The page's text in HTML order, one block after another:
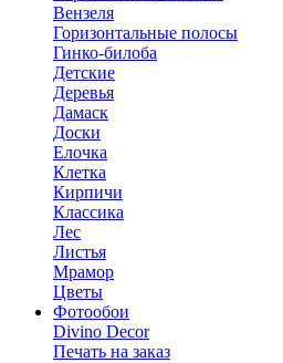
Вензеля
Горизонтальные полосы
Гинко-билоба
Детские
Деревья
Дамаск
Доски
Елочка
Клетка
Кирпичи
Классика
Лес
Листья
Мрамор
Цветы
Фотообои
Divino Decor
Печать на заказ